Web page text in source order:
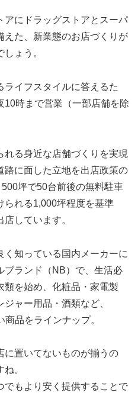
アにドラッグストアとスーパ
えた、新業態のお店づくりが
ょう。
イフスタイルに答えるた
10時まで営業（一部店舗を除
る身近な店舗づくりを実現
路に面した立地を出店政策の
坪で50台前後の無料駐車
られる1,000坪程度を基準
しています。
知っている国内メーカーに
ブランド（NB）で、生活必
類を始め、化粧品・家電製
ャー用品・酒類など、
品をラインナップ。
に置いてないものが揃うの
。
でもより安く提供することで